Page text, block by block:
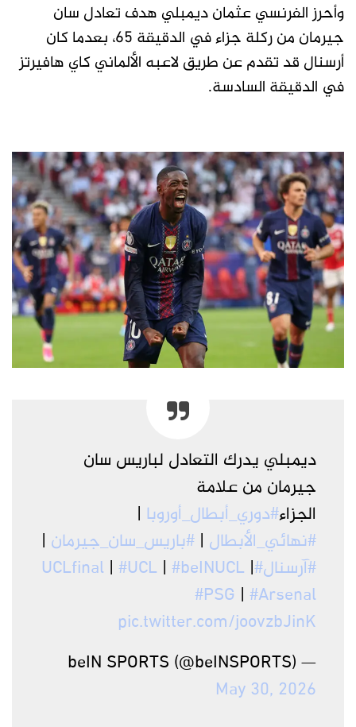
وأحرز الفرنسي عثمان ديمبلي هدف تعادل سان
جيرمان من ركلة جزاء في الدقيقة 65، بعدما كان
أرسنال قد تقدم عن طريق لاعبه الألماني كاي هافيرتز
في الدقيقة السادسة.
ديمبلي يدرك التعادل لباريس سان
جيرمان من علامة
الجزاء#دوري_أبطال_أوروبا |
#نهائي_الأبطال | #باريس_سان_جيرمان |
#آرسنال#UCLfinal
| #UCL | #beINUCL |
#PSG | #Arsenal
pic.twitter.com/joovzbJinK
— beIN SPORTS (@beINSPORTS)
May 30, 2026